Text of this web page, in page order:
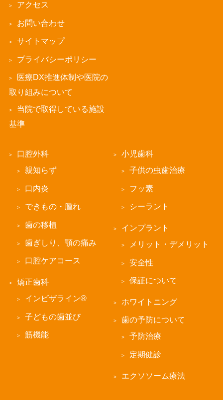
アクセス
お問い合わせ
サイトマップ
プライバシーポリシー
医療DX推進体制や医院の
取り組みについて
当院で取得している施設
基準
口腔外科
親知らず
口内炎
できもの・腫れ
歯の移植
歯ぎしり、顎の痛み
口腔ケアコース
矯正歯科
インビザライン®
子どもの歯並び
筋機能
小児歯科
子供の虫歯治療
フッ素
シーラント
インプラント
メリット・デメリット
安全性
保証について
ホワイトニング
歯の予防について
予防治療
定期健診
エクソソーム療法